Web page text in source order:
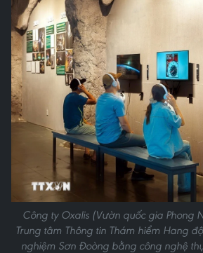
Công ty Oxalis (Vườn quốc gia Phong
Trung tâm Thông tin Thám hiểm Hang
nghiệm Sơn Đoòng bằng công nghệ